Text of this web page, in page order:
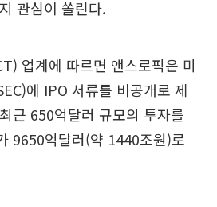
관심이 쏠린다.
업계에 따르면 앤스로픽은 미
에 IPO 서류를 비공개로 제
근 650억달러 규모의 투자를
9650억달러(약 1440조원)로